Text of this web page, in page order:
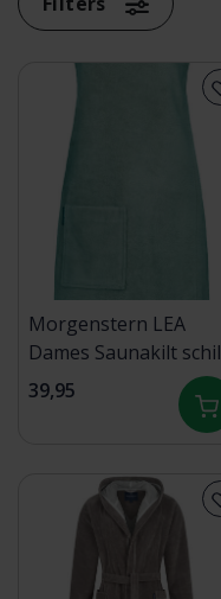
Morgenstern LEA
Dames Saunakilt schilf
70/150 cm
39,95